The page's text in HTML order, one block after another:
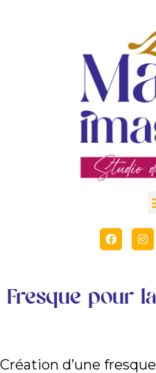
Fresque pour
Création d’une